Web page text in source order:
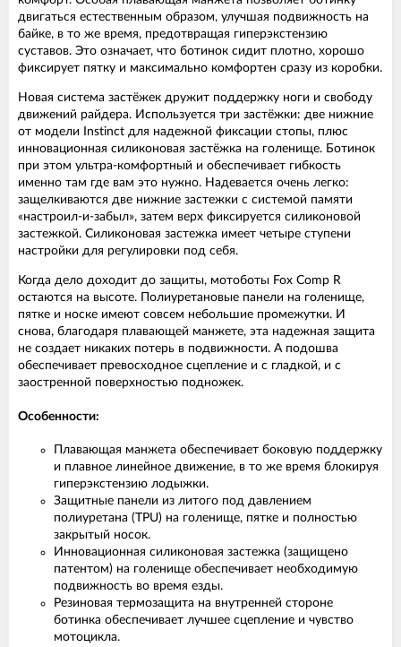
двигаться естественным образом, улучшая подвижность на
байке, в то же время, предотвращая гиперэкстензию
суставов. Это означает, что ботинок сидит плотно, хорошо
фиксирует пятку и максимально комфортен сразу из коробки.
Новая система застёжек дружит поддержку ноги и свободу
движений райдера. Используется три застёжки: две нижние
от модели Instinct для надежной фиксации стопы, плюс
инновационная силиконовая застёжка на голенище. Ботинок
при этом ультра-комфортный и обеспечивает гибкость
именно там где вам это нужно. Надевается очень легко:
защелкиваются две нижние застежки с системой памяти
«настроил-и-забыл», затем верх фиксируется силиконовой
застежкой. Силиконовая застежка имеет четыре ступени
настройки для регулировки под себя.
Когда дело доходит до защиты, мотоботы Fox Comp R
остаются на высоте. Полиуретановые панели на голенище,
пятке и носке имеют совсем небольшие промежутки. И
снова, благодаря плавающей манжете, эта надежная защита
не создает никаких потерь в подвижности. А подошва
обеспечивает превосходное сцепление и с гладкой, и с
заостренной поверхностью подножек.
Особенности:
Плавающая манжета обеспечивает боковую поддержку
и плавное линейное движение, в то же время блокируя
гиперэкстензию лодыжки.
Защитные панели из литого под давлением
полиуретана (TPU) на голенище, пятке и полностью
закрытый носок.
Инновационная силиконовая застежка (защищено
патентом) на голенище обеспечивает необходимую
подвижность во время езды.
Резиновая термозащита на внутренней стороне
ботинка обеспечивает лучшее сцепление и чувство
мотоцикла.